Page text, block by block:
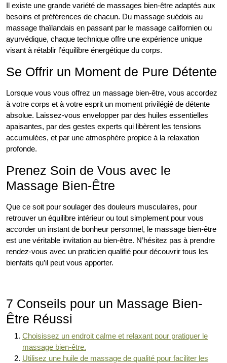
Il existe une grande variété de massages bien-être adaptés aux
besoins et préférences de chacun. Du massage suédois au
massage thaïlandais en passant par le massage californien ou
ayurvédique, chaque technique offre une expérience unique
visant à rétablir l’équilibre énergétique du corps.
Se Offrir un Moment de Pure Détente
Lorsque vous vous offrez un massage bien-être, vous accordez
à votre corps et à votre esprit un moment privilégié de détente
absolue. Laissez-vous envelopper par des huiles essentielles
apaisantes, par des gestes experts qui libèrent les tensions
accumulées, et par une atmosphère propice à la relaxation
profonde.
Prenez Soin de Vous avec le
Massage Bien-Être
Que ce soit pour soulager des douleurs musculaires, pour
retrouver un équilibre intérieur ou tout simplement pour vous
accorder un instant de bonheur personnel, le massage bien-être
est une véritable invitation au bien-être. N’hésitez pas à prendre
rendez-vous avec un praticien qualifié pour découvrir tous les
bienfaits qu’il peut vous apporter.
7 Conseils pour un Massage Bien-
Être Réussi
Choisissez un endroit calme et relaxant pour pratiquer le
massage bien-être.
Utilisez une huile de massage de qualité pour faciliter les